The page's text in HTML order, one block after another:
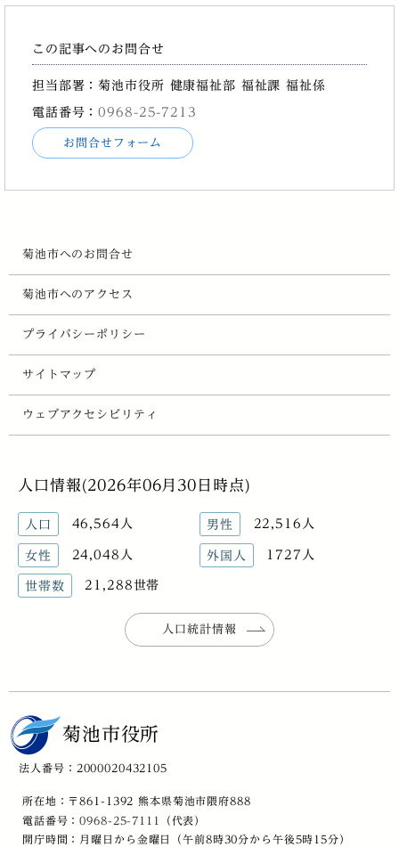
この記事へのお問合せ
担当部署：菊池市役所 健康福祉部 福祉課 福祉係
電話番号：0968-25-7213
お問合せフォーム
菊池市へのお問合せ
菊池市へのアクセス
プライバシーポリシー
サイトマップ
ウェブアクセシビリティ
人口情報(2026年06月30日時点)
人口 46,564人 男性 22,516人
女性 24,048人 外国人 1727人
世帯数 21,288世帯
人口統計情報
菊池市役所
法人番号：2000020432105
所在地：〒861-1392 熊本県菊池市隈府888
電話番号：0968-25-7111
（代表）
開庁時間：月曜日から金曜日（午前8時30分から午後5時15分）